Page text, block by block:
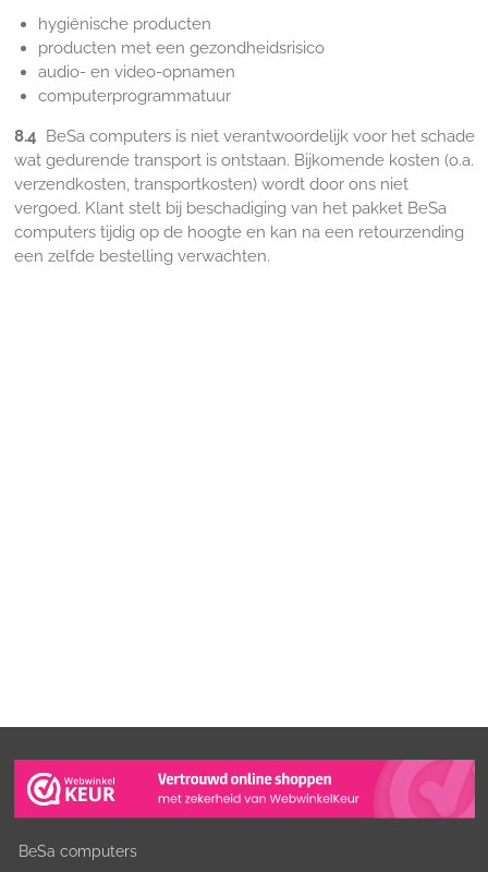
hygiënische producten
producten met een gezondheidsrisico
audio- en video-opnamen
computerprogrammatuur
8.4 BeSa computers is niet verantwoordelijk voor het schade
wat gedurende transport is ontstaan. Bijkomende kosten (o.a.
verzendkosten, transportkosten) wordt door ons niet
vergoed. Klant stelt bij beschadiging van het pakket BeSa
computers tijdig op de hoogte en kan na een retourzending
een zelfde bestelling verwachten.
BeSa computers